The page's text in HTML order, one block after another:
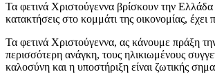
Τα φετινά Χριστούγεννα βρίσκουν την Ελλάδα
κατακτήσεις στο κομμάτι της οικονομίας,
Τα φετινά Χριστούγεννα, ας κάνουμε πράξη
περισσότερη ανάγκη, τους ηλικιωμένους
καλοσύνη και η υποστήριξη είναι ζωτικής